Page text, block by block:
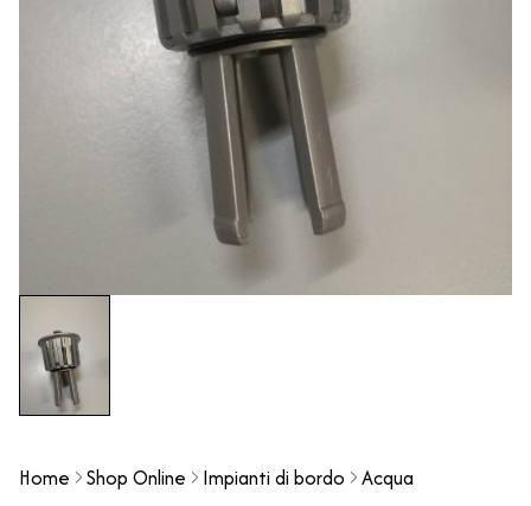
Home Shop Online Impianti di bordo Acqua